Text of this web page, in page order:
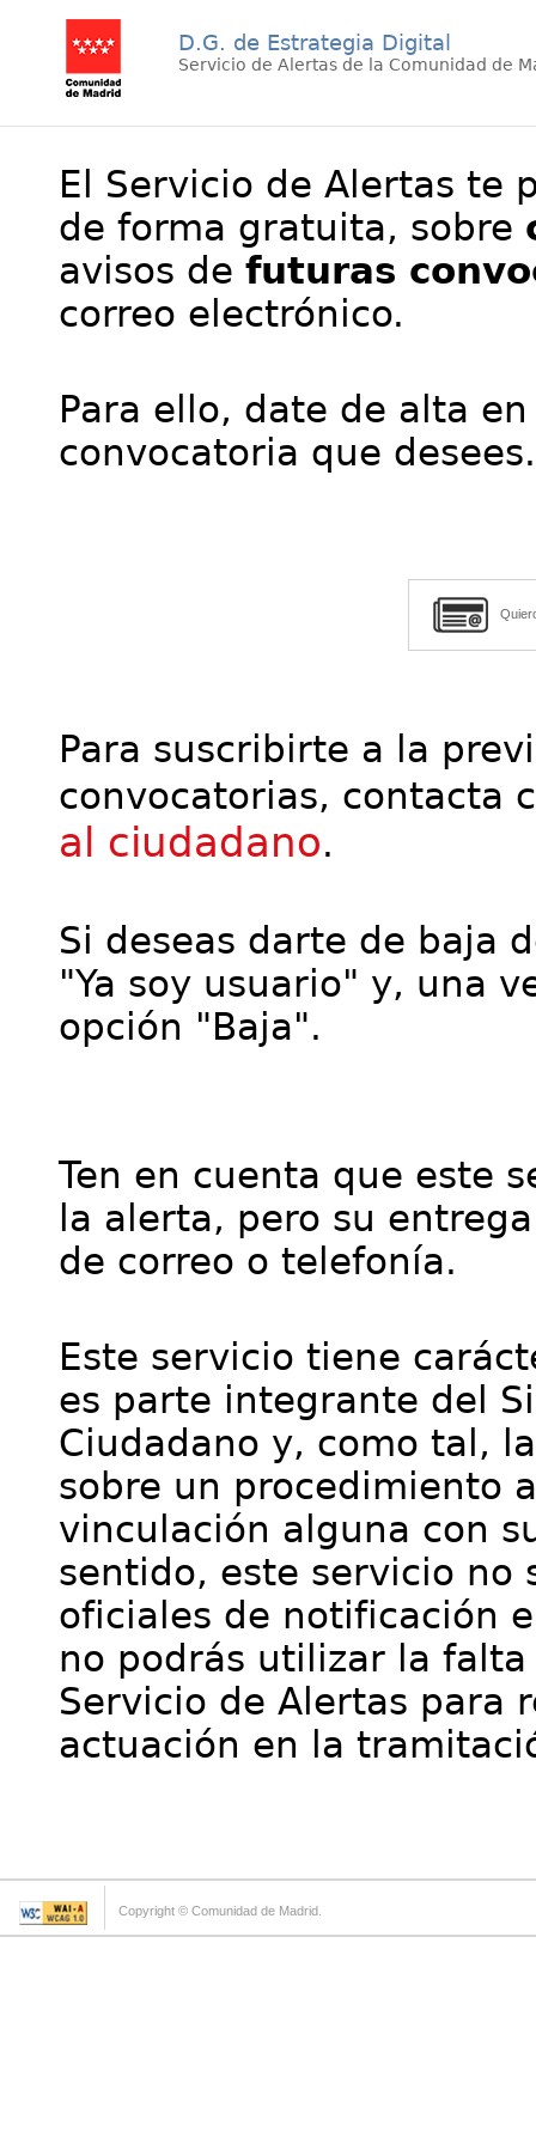
D.G. de Estrategia Digital
Servicio de Alertas de la Comunidad de
El Servicio de Alertas te
de forma gratuita, sobre
avisos de futuras
correo electrónico.
Para ello, date de alta
convocatoria que desees.
Para suscribirte a la
convocatorias, contacta
al ciudadano.
Si deseas darte de baja
"Ya soy usuario" y, una
opción "Baja".
Ten en cuenta que este
la alerta, pero su
de correo o telefonía.
Este servicio tiene
es parte integrante del
Ciudadano y, como tal,
sobre un procedimiento
vinculación alguna con
sentido, este servicio no
oficiales de notificación
no podrás utilizar la
Servicio de Alertas para
actuación en la
Copyright © Comunidad de Madrid.